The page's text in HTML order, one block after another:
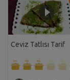
Ceviz Tatlısı Tarif